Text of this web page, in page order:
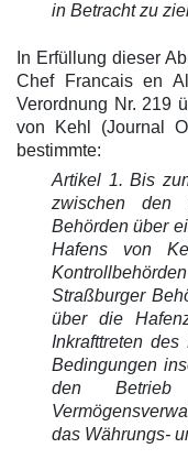
in Betracht zu
In Erfüllung dieser
Chef Francais en
Verordnung Nr. 219
von Kehl (Journal
bestimmte:
Artikel 1. Bis
zwischen den
Behörden über
Hafens von
Straßburger
über die
Inkrafttreten des
Bedingungen
den Betrieb
das Währungs-